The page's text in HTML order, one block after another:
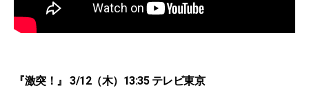
『激突！』 3/12（木）13:35 テレビ東京